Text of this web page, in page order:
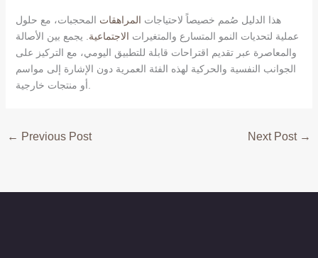
هذا الدليل صُمم خصيصاً لاحتياجات المراهقات المحجبات، مع حلول
عملية لتحديات النمو المتسارع والمتغيرات الاجتماعية . يجمع بين الأصالة
والمعاصرة عبر تقديم اقتراحات قابلة للتطبيق اليومي، مع التركيز على
الجوانب النفسية والحركية لهذه الفئة العمرية دون الإشارة إلى مواسم
← Previous Post Next Post →